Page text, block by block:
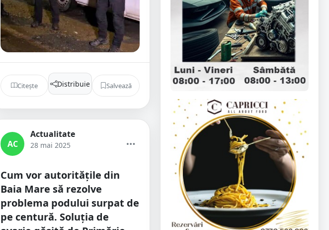
Citește Distribuie Salvează
AC
Actualitate
28 mai 2025
Cum vor autoritățile din
Baia Mare să rezolve
problema podului surpat de
pe centură. Soluția de